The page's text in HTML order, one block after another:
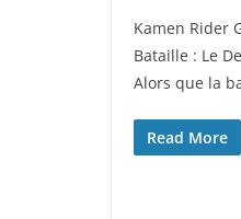
Kamen Rider
Bataille : Le
Alors que la
Read More